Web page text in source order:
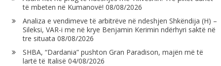
të mbeten në Kumanovë! 08/08/2026
Analiza e vendimeve të arbitrëve në ndeshjen Shkëndija (H) –
Sileksi, VAR-i me në krye Benjamin Kerimin ndërhyri saktë në
tre situata 08/08/2026
SHBA, “Dardania” pushton Gran Paradison, majën më të
lartë të Italisë 04/08/2026